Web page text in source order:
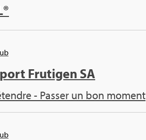
Fru­ti­gen SA
- Pas­ser un bon moment